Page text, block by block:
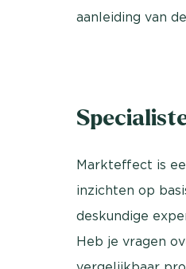
aanleiding van
Markteffect is
inzichten op
deskundige
Heb je vragen